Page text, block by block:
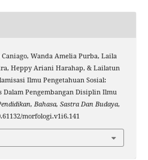
Wanda Amelia Purba, Laila
Heppy Ariani Harahap, & Lailatun
Ilmu Pengetahuan Sosial:
Dalam Pengembangan Disiplin Ilmu
Bahasa, Sastra Dan Budaya,
morfologi.v1i6.141